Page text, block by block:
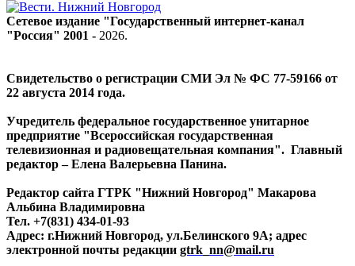
Сетевое издание "Государственный интернет-канал
"Россия" 2001 - 2026.
Свидетельство о регистрации СМИ Эл № ФС 77-59166 от
22 августа 2014 года.
Учредитель федеральное государственное унитарное
предприятие "Всероссийская государственная
телевизионная и радиовещательная компания". Главный
редактор – Елена Валерьевна Панина.
Редактор сайта ГТРК "Нижний Новгород" Макарова
Альбина Владимировна
Тел. +7(831) 434-01-93
Адрес: г.Нижний Новгород, ул.Белинского 9А; адрес
электронной почты редакции gtrk_nn@mail.ru